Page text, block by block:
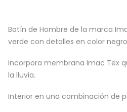
Botín de Hombre de la marca
verde con detalles en color
Incorpora membrana Imac Tex
la lluvia.
Interior en una combinación de